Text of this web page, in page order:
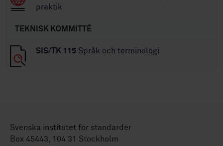
praktik
TEKNISK KOMMITTÉ
SIS/TK 115 Språk och terminologi
Svenska institutet för standarder
Box 45443, 104 31 Stockholm